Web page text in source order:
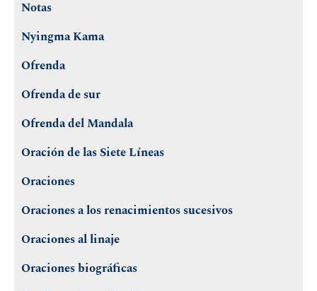
Notas
Nyingma Kama
Ofrenda
Ofrenda de sur
Ofrenda del Mandala
Oración de las Siete Líneas
Oraciones
Oraciones a los renacimientos sucesivos
Oraciones al linaje
Oraciones biográficas